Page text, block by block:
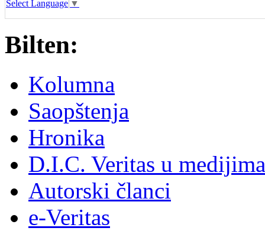
Select Language ▼
Bilten:
Kolumna
Saopštenja
Hronika
D.I.C. Veritas u medijima
Autorski članci
e-Veritas